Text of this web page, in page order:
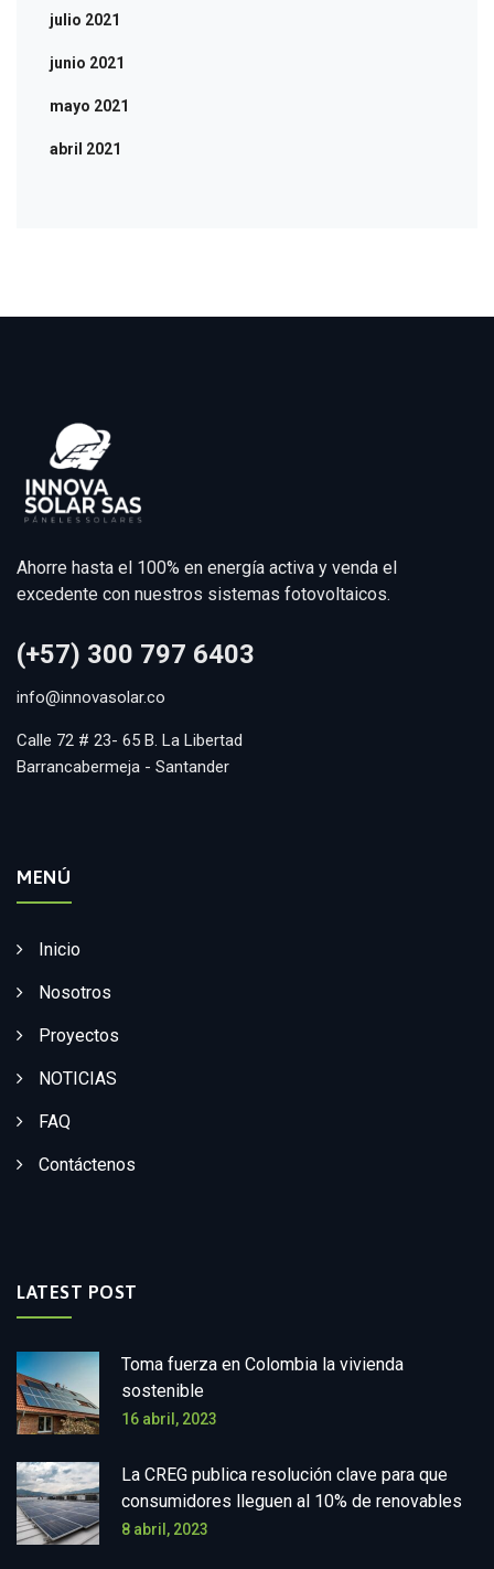
julio 2021
junio 2021
mayo 2021
abril 2021
Ahorre hasta el 100% en energía activa y venda el
excedente con nuestros sistemas fotovoltaicos.
(+57) 300 797 6403
info@innovasolar.co
Calle 72 # 23- 65 B. La Libertad
Barrancabermeja - Santander
MENÚ
Inicio
Nosotros
Proyectos
NOTICIAS
FAQ
Contáctenos
LATEST POST
Toma fuerza en Colombia la vivienda
sostenible
16 abril, 2023
La CREG publica resolución clave para que
consumidores lleguen al 10% de renovables
8 abril, 2023